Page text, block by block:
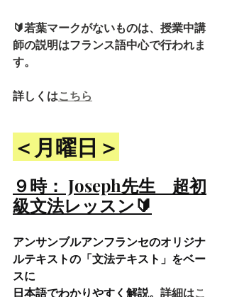
🔰若葉マークがないものは、授業中講
師の説明はフランス語中心で行われま
す。
詳しくはこちら
＜月曜日＞
９時： Joseph先生 超初
級文法レッスン🔰
アンサンブルアンフランセのオリジナ
ルテキストの「文法テキスト」をベー
スに
日本語でわかりやすく解説。 詳細はこ